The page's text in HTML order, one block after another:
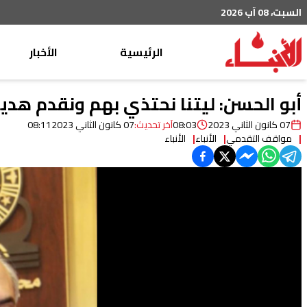
السبت، 08 آب 2026
الرئيسية
الأخبار
محليات
عربي دولي
خاص
ثقافة ومجتمع
منوعات
أبو الحسن: ليتنا نحتذي بهم ونقدم
07 كانون الثاني 2023 08:03آخر تحديث:07 كانون الثاني 2023 08:11
مواقف التقدمي الأنباء الأنباء